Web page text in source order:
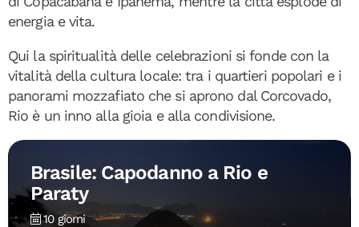
energia e vita.
Qui la spiritualità delle celebrazioni si fonde con la
vitalità della cultura locale: tra i quartieri popolari e i
panorami mozzafiato che si aprono dal Corcovado,
Rio è un inno alla gioia e alla condivisione.
Brasile: Capodanno a Rio e
Paraty
10 giorni